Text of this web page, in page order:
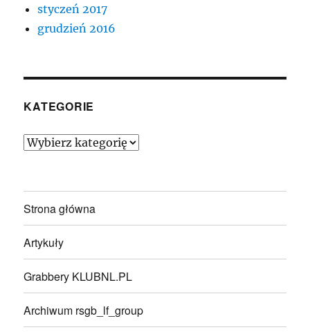
styczeń 2017
grudzień 2016
KATEGORIE
Kategorie
Strona główna
Artykuły
Grabbery KLUBNL.PL
Archiwum rsgb_lf_group